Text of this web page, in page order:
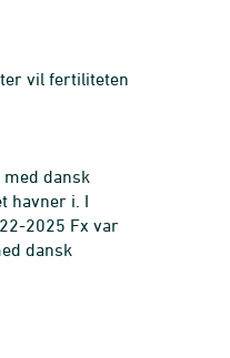
vil fertiliteten
dansk
havner i. I
2025 Fx var
dansk